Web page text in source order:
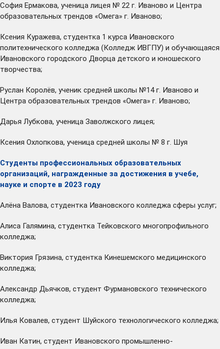
София Ермакова, ученица лицея № 22 г. Иваново и Центра
образовательных трендов «Омега» г. Иваново;
Ксения Куражева, студентка 1 курса Ивановского
политехнического колледжа (Колледж ИВГПУ) и обучающаяся
Ивановского городского Дворца детского и юношеского
творчества;
Руслан Королёв, ученик средней школы №14 г. Иваново и
Центра образовательных трендов «Омега» г. Иваново;
Дарья Лубкова, ученица Заволжского лицея;
Ксения Охлопкова, ученица средней школы № 8 г. Шуя
Студенты профессиональных образовательных
организаций, награжденные за достижения в учебе,
науке и спорте в 2023 году
Алёна Валова, студентка Ивановского колледжа сферы услуг;
Алиса Галямина, студентка Тейковского многопрофильного
колледжа;
Виктория Грязина, студентка Кинешемского медицинского
колледжа;
Александр Дьячков, студент Фурмановского технического
колледжа;
Илья Ковалев, студент Шуйского технологического колледжа;
Иван Катин, студент Ивановского промышленно-